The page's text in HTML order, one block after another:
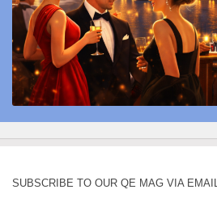
SUBSCRIBE TO OUR QE MAG VIA EMAIL